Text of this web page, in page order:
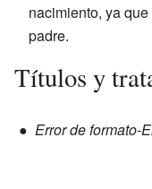
nacimiento, ya
padre.
Títulos y
● Error de formato-